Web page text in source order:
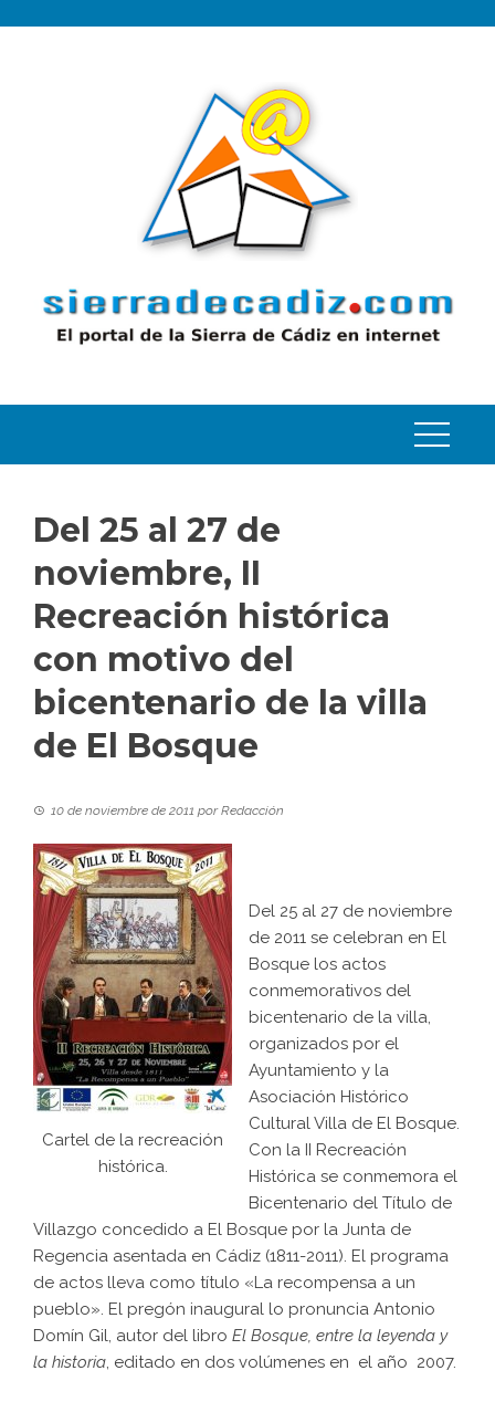
Del 25 al 27 de
noviembre, II
Recreación histórica
con motivo del
bicentenario de la villa
de El Bosque
10 de noviembre de 2011 porRedacción
Cartel de la recreación
histórica.
Del 25 al 27 de noviembre
de 2011 se celebran en El
Bosque los actos
conmemorativos del
bicentenario de la villa,
organizados por el
Ayuntamiento y la
Asociación Histórico
Cultural Villa de El Bosque.
Con la II Recreación
Histórica se conmemora el
Bicentenario del Título de
Villazgo concedido a El Bosque por la Junta de
Regencia asentada en Cádiz (1811-2011). El programa
de actos lleva como título «La recompensa a un
pueblo». El pregón inaugural lo pronuncia Antonio
Domín Gil, autor del libro El Bosque, entre la leyenda y
la historia, editado en dos volúmenes en el año 2007.